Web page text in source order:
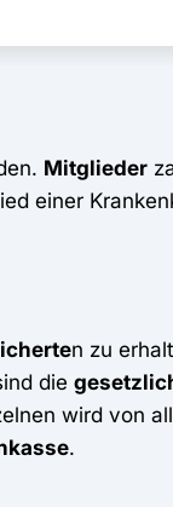
Mitglieder
einer
n zu
die
wird von
.